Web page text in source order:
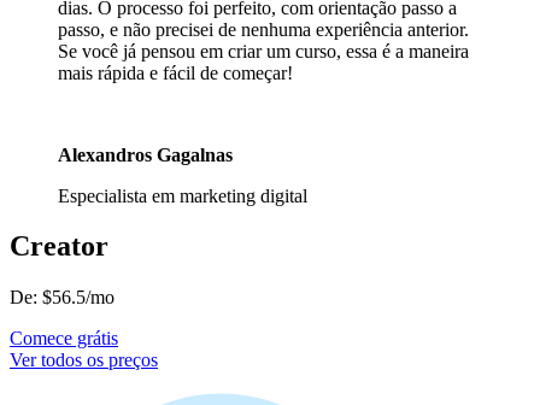
dias. O processo foi perfeito, com orientação passo a
passo, e não precisei de nenhuma experiência anterior.
Se você já pensou em criar um curso, essa é a maneira
mais rápida e fácil de começar!
Alexandros Gagalnas
Especialista em marketing digital
Creator
De: $56.5/mo
Comece grátis
Ver todos os preços